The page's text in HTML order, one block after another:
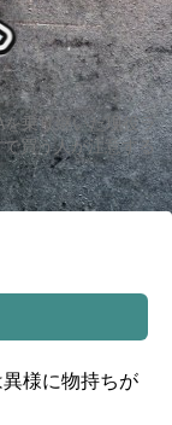
乗り継いだ現役ラ
買う人が注意する
様に物持ちが